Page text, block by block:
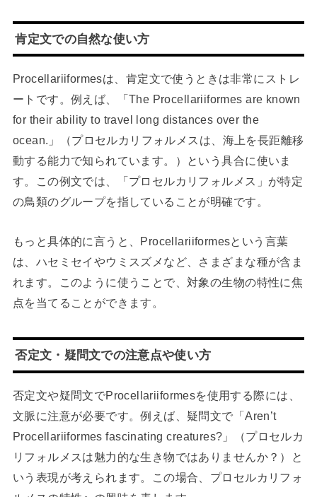
肯定文での自然な使い方
Procellariiformesは、肯定文で使うときは非常にストレ
ートです。例えば、「The Procellariiformes are known
for their ability to travel long distances over the
ocean.」（プロセルカリフォルメスは、海上を長距離移
動する能力で知られています。）という具合に使いま
す。この例文では、「プロセルカリフォルメス」が特定
の鳥類のグループを指していることが明確です。
もっと具体的に言うと、Procellariiformesという言葉
は、ハセミセイやウミスズメなど、さまざまな種が含ま
れます。このように使うことで、対象の生物の特性に焦
点を当てることができます。
否定文・疑問文での注意点や使い方
否定文や疑問文でProcellariiformesを使用する際には、
文脈に注意が必要です。例えば、疑問文で「Aren’t
Procellariiformes fascinating creatures?」（プロセルカ
リフォルメスは魅力的な生き物ではありませんか？）と
いう表現が考えられます。この場合、プロセルカリフォ